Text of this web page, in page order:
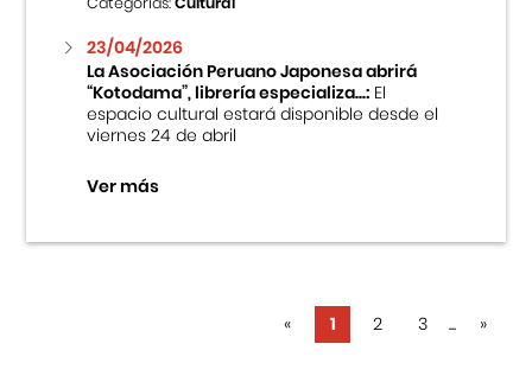
23/04/2026
La Asociación Peruano Japonesa abrirá
“Kotodama”, librería especializa...:El
espacio cultural estará disponible desde el
viernes 24 de abril
Ver más
« 1 2 3 ... »